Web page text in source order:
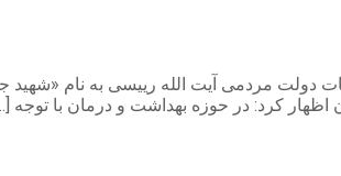
فوق تخصص ۴۲۱ تختخوابی لاکان به پاس خدمات دولت مردمی
اظهار کرد: در حوزه بهداشت و درمان با توجه